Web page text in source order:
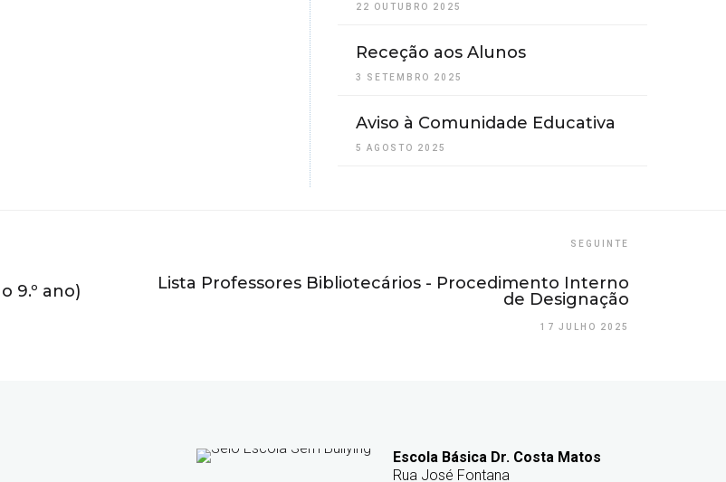
22 OUTUBRO 2025
Receção aos Alunos
3 SETEMBRO 2025
Aviso à Comunidade Educativa
5 AGOSTO 2025
9.º ano)
SEGUINTE
Lista Professores Bibliotecários - Procedimento Interno
de Designação
17 JULHO 2025
Escola Básica Dr. Costa Matos
Rua José Fontana